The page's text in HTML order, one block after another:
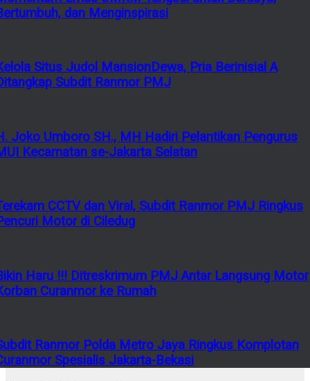
dan Menginspirasi
Situs Judol MansionDewa, Pria Berinisial A
Subdit Ranmor PMJ
Joko Umboro SH., MH Hadiri Pelantikan Pengurus
Kecamatan se-Jakarta Selatan
CCTV dan Viral, Subdit Ranmor PMJ Ringkus
Motor di Ciledug
Haru !!! Ditreskrimum PMJ Antar Langsung Motor
Curanmor ke Rumah
Ranmor Polda Metro Jaya Ringkus Komplotan
Spesialis Jakarta-Bekasi